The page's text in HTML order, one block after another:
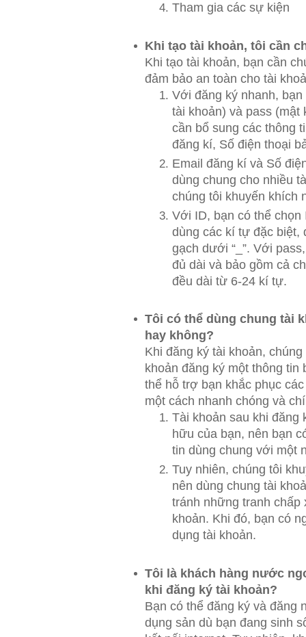
Tham gia các sự kiện
Khi tạo tài khoản, tôi cần
Khi tạo tài khoản, bạn cần
đảm bảo an toàn cho tài
Với đăng ký nhanh,
tài khoản) và pass (mật
cần bổ sung các thông
đăng kí, Số điện thoại
Email đăng kí và Số
dùng chung cho nhiều
chúng tôi khuyến khích
Với ID, bạn có thể
dùng các kí tự đặc biệt,
gạch dưới “_”. Với
đủ dài và bảo gồm cả
đều dài từ 6-24 kí tự.
Tôi có thể dùng chung tài
hay không?
Khi đăng ký tài khoản,
khoản đăng ký một thông tin
thể hỗ trợ bạn khắc phục
một cách nhanh chóng và
Tài khoản sau khi đăng
hữu của bạn, nên bạn
tin dùng chung với một
Tuy nhiên, chúng tôi
nên dùng chung tài
tránh những tranh chấp
khoản. Khi đó, bạn có
dụng tài khoản.
Tôi là khách hàng nước
khi đăng ký tài khoản?
Bạn có thể đăng ký và đăng
dụng sản dù bạn đang sinh